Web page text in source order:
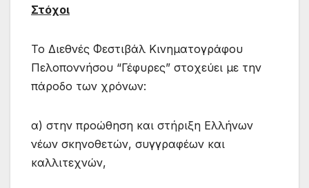
Στόχοι
Το Διεθνές Φεστιβάλ Κινηματογράφου
Πελοποννήσου “Γέφυρες” στοχεύει με την
πάροδο των χρόνων:
α) στην προώθηση και στήριξη Ελλήνων
νέων σκηνοθετών, συγγραφέων και
καλλιτεχνών,